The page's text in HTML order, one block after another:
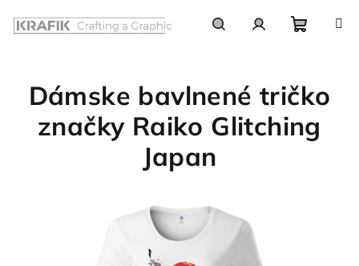
košík
Dámske bavlnené tričko
značky Raiko Glitching
Japan